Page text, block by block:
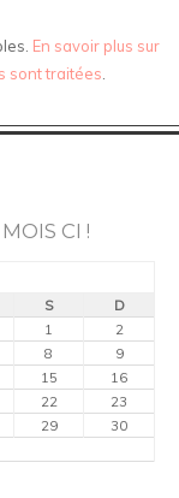
En savoir plus sur
sont traitées.
CI !
S
D
1
2
8
9
15
16
22
23
29
30